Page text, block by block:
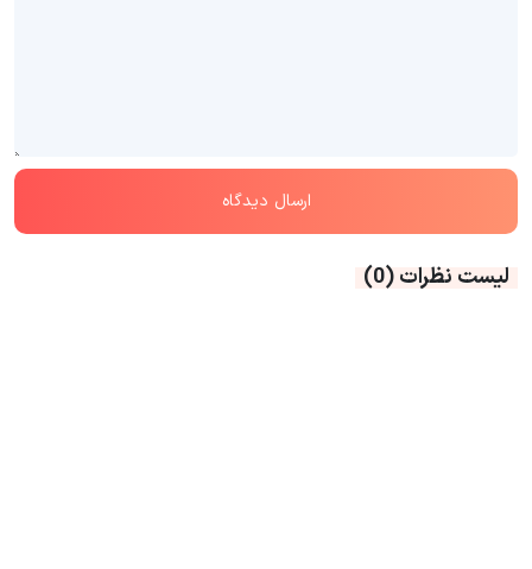
لیست نظرات(0)